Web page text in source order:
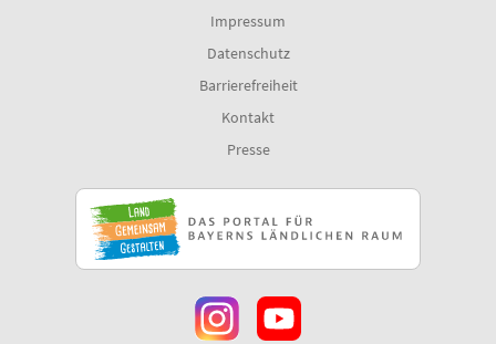
Impressum
Datenschutz
Barrierefreiheit
Kontakt
Presse